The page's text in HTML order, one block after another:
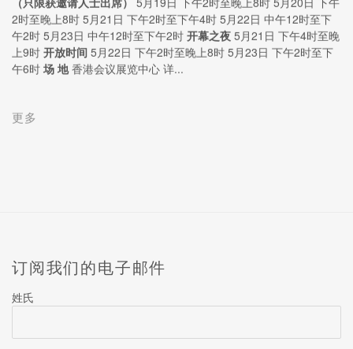
2时至晚上8时 5月21日 下午2时至下午4时 5月22日 中午12时至下
午2时 5月23日 中午12时至下午2时 开幕之夜 5月21日 下午4时至晚
上9时 开放时间 5月22日 下午2时至晚上8时 5月23日 下午2时至下
午6时 场 地香港会议展览中心 详...
更多
订阅我们的电子邮件
姓氏